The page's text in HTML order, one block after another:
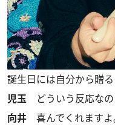
誕生日には自分から贈
児玉 どういう反応なの
向井 喜んでくれます